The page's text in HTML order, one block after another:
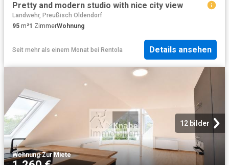
Pretty and modern studio with nice city view
Landwehr, Preußisch Oldendorf
95 m²1 ZimmerWohnung
Seit mehr als einem Monat bei Rentola Details ansehen
12 bilder
Wohnung·Zur Miete